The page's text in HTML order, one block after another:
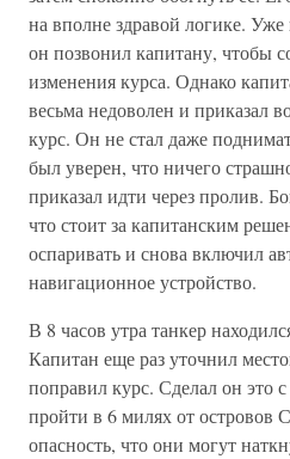
на вполне здравой логике.
он позвонил капитану, чтобы
изменения курса. Однако
весьма недоволен и приказал
курс. Он не стал даже
был уверен, что ничего
приказал идти через пролив.
что стоит за капитанским
оспаривать и снова включил
навигационное устройство.
В 8 часов утра танкер
Капитан еще раз уточнил
поправил курс. Сделал он это
пройти в 6 милях от островов
опасность, что они могут